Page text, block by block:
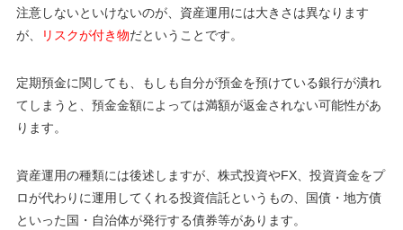
注意しないといけないのが、資産運用には大きさは異なります
が、
リスクが付き物だということです。
定期預金に関しても、もしも自分が預金を預けている銀行が潰れ
てしまうと、預金金額によっては満額が返金されない可能性があ
ります。
資産運用の種類には後述しますが、株式投資やFX、投資資金をプ
ロが代わりに運用してくれる投資信託というもの、国債・地方債
といった国・自治体が発行する債券等があります。